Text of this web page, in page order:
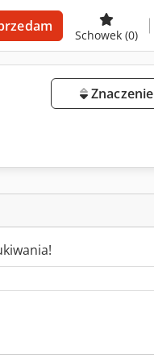
Schowek (0)
Znaczenie